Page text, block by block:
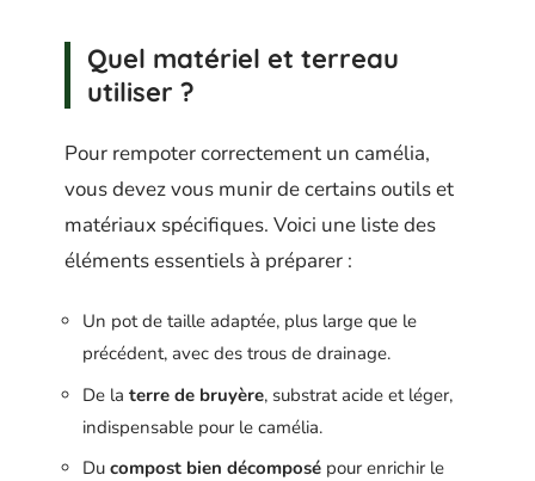
Quel matériel et terreau
utiliser ?
Pour rempoter correctement un camélia,
vous devez vous munir de certains outils et
matériaux spécifiques. Voici une liste des
éléments essentiels à préparer :
Un pot de taille adaptée, plus large que le
précédent, avec des trous de drainage.
De la terre de bruyère, substrat acide et léger,
indispensable pour le camélia.
Du compost bien décomposé pour enrichir le